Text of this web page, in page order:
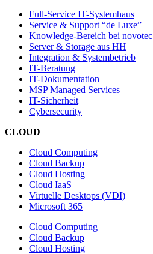
Full-Service IT-Systemhaus
Service & Support “de Luxe”
Knowledge-Bereich bei novotec
Server & Storage aus HH
Integration & Systembetrieb
IT-Beratung
IT-Dokumentation
MSP Managed Services
IT-Sicherheit
Cybersecurity
CLOUD
Cloud Computing
Cloud Backup
Cloud Hosting
Cloud IaaS
Virtuelle Desktops (VDI)
Microsoft 365
Cloud Computing
Cloud Backup
Cloud Hosting